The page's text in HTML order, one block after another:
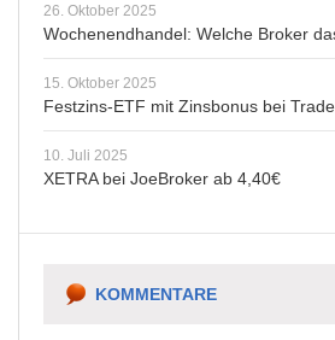
26. Oktober 2025
Wochenendhandel: Welche Broker
15. Oktober 2025
Festzins-ETF mit Zinsbonus bei
10. Juli 2025
XETRA bei JoeBroker ab 4,40€
KOMMENTARE